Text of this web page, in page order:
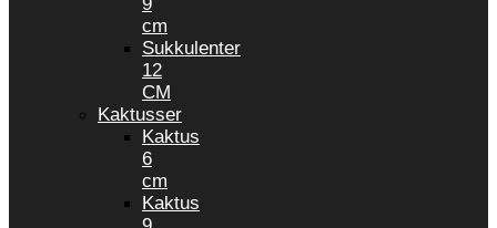
cm
Sukkulenter
12
CM
Kaktusser
Kaktus
6
cm
Kaktus